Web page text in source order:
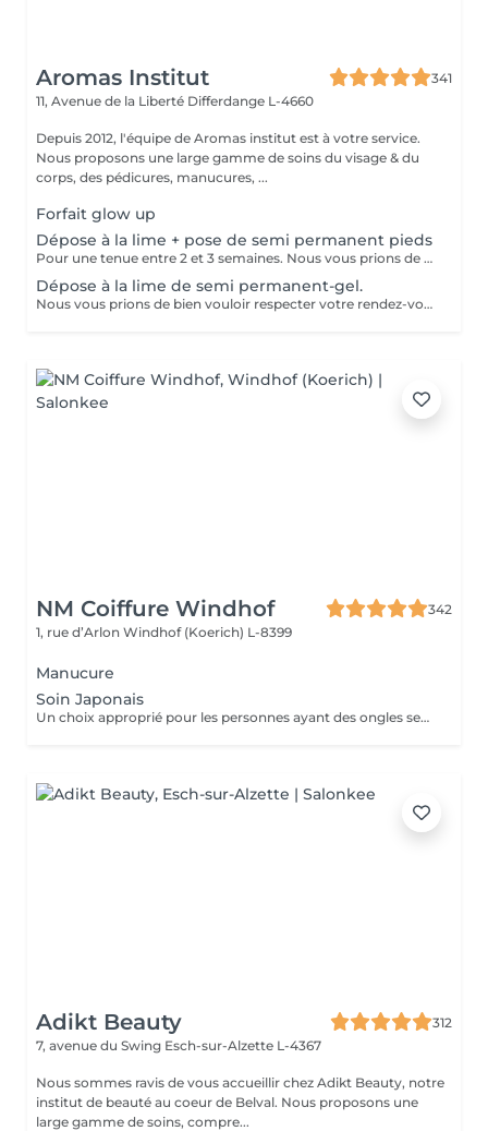
Aromas Institut
341
11, Avenue de la Liberté Differdange L-4660
Depuis 2012, l'équipe de Aromas institut est à votre service.
Nous proposons une large gamme de soins du visage & du
corps, des pédicures, manucures, ...
Forfait glow up
Dépose à la lime + pose de semi permanent pieds
Pour une tenue entre 2 et 3 semaines. Nous vous prions de bien vouloir respecter votre rendez-vous. En prenant rendez-vous, vous occupez une place, dont une autre personne aurait éventuellement besoin. Tout rendez-vous non annulé 24h en avance, est susceptible d'être facturé. (Si vous ne pouvez pas vous présenter à votre RDV, proposez-le éventuellement à un proche ou à un ami) Toute l'équipe de Aromas Institut vous remercie pour votre respect et votre compréhension.
Dépose à la lime de semi permanent-gel.
Nous vous prions de bien vouloir respecter votre rendez-vous. En prenant rendez-vous, vous occupez une place, dont une autre personne aurait éventuellement besoin. Tout rendez-vous non annulé 24h en avance, est susceptible d'être facturé. (Si vous ne pouvez pas vous présenter à votre RDV, proposez-le éventuellement à un proche ou à un ami) Toute l'équipe de Aromas Institut vous remercie pour votre respect et votre compréhension.
NM Coiffure Windhof
342
1, rue d’Arlon Windhof (Koerich) L-8399
Manucure
Soin Japonais
Un choix approprié pour les personnes ayant des ongles secs , cassant ou abimé . Des produits naturel qui permettent de restaurer la brillance , la bonne santé de vos ongles. Soin détox de vos ongles
Adikt Beauty
312
7, avenue du Swing Esch-sur-Alzette L-4367
Nous sommes ravis de vous accueillir chez Adikt Beauty, notre
institut de beauté au coeur de Belval. Nous proposons une
large gamme de soins, compre...